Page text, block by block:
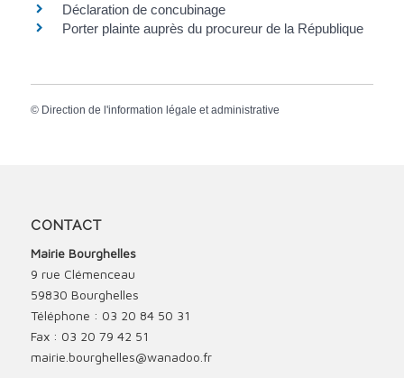
Déclaration de concubinage
Porter plainte auprès du procureur de la République
© Direction de l'information légale et administrative
CONTACT
Mairie Bourghelles
9 rue Clémenceau
59830 Bourghelles
Téléphone : 03 20 84 50 31
Fax : 03 20 79 42 51
mairie.bourghelles@wanadoo.fr